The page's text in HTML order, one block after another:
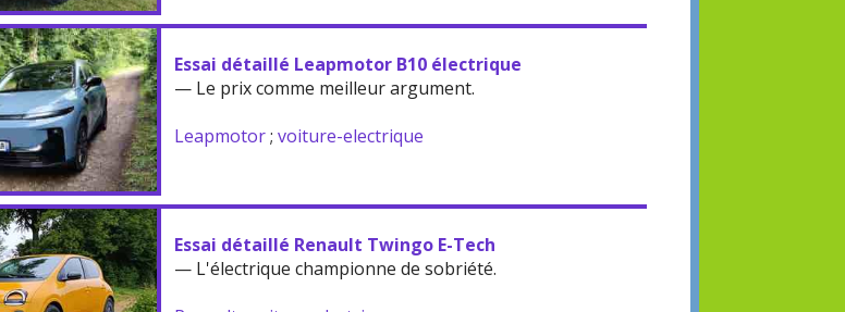
Essai détaillé Leapmotor B10 électrique
— Le prix comme meilleur argument.
Leapmotor;voiture-electrique
Essai détaillé Renault Twingo E-Tech
— L'électrique championne de sobriété.